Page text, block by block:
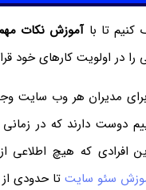
کنیم تا باآموزش نکات
در اولویت کارهای خود
مدیران هر وب سایت
دوست دارند که در
افرادی که هیچ اطلاعی
سئو سایت تا حدودی از